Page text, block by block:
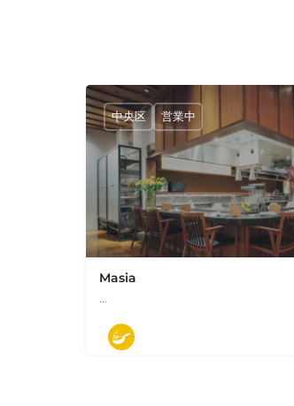
Masia
…
03-6263-0971
中央区 営業中